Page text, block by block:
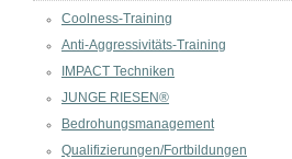
Coolness-Training
Anti-Aggressivitäts-Training
IMPACT Techniken
JUNGE RIESEN®
Bedrohungsmanagement
Qualifizierungen/Fortbildungen